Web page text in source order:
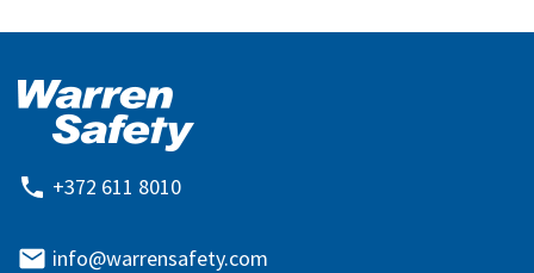
+372 611 8010
info@warrensafety.com